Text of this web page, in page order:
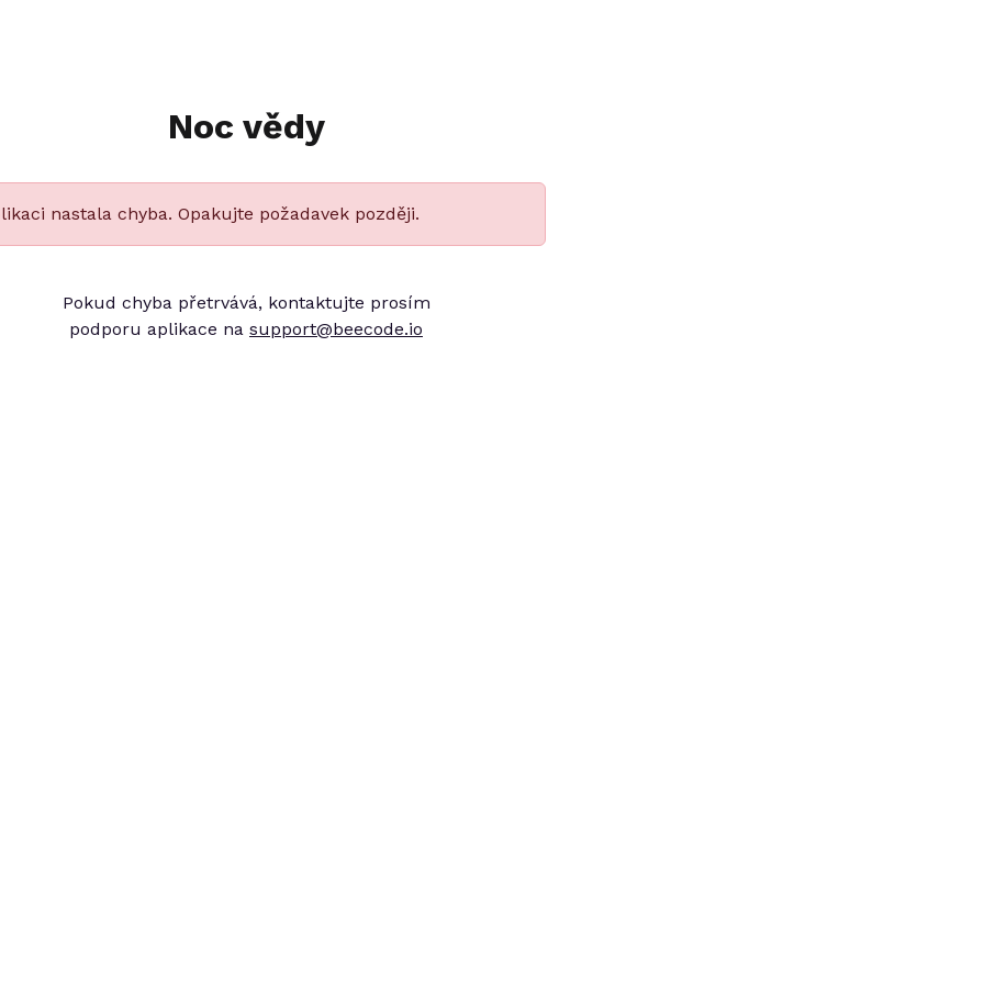
Noc vědy
nastala chyba. Opakujte požadavek později.
Pokud chyba přetrvává, kontaktujte prosím
podporu aplikace na support@beecode.io